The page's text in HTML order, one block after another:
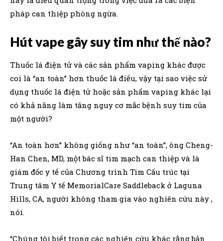
pháp can thiệp phòng ngừa.
Hút vape gây suy tim như thế nào?
Thuốc lá điện tử và các sản phẩm vaping khác được
coi là “an toàn” hơn thuốc lá điếu, vậy tại sao việc sử
dụng thuốc lá điện tử hoặc sản phẩm vaping khác lại
có khả năng làm tăng nguy cơ mắc bệnh suy tim của
một người?
“An toàn hơn” không giống như “an toàn”, ông Cheng-
Han Chen, MD, một bác sĩ tim mạch can thiệp và là
giám đốc y tế của Chương trình Tim Cấu trúc tại
Trung tâm Y tế MemorialCare Saddleback ở Laguna
Hills, CA, người không tham gia vào nghiên cứu này ,
nói.
“Chúng tôi biết trong các nghiên cứu khác rằng bản